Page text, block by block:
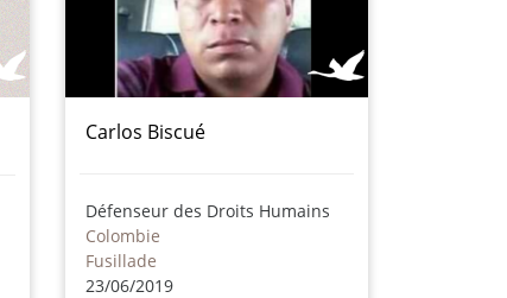
Carlos Biscué
Défenseur des Droits Humains
Colombie
Fusillade
23/06/2019